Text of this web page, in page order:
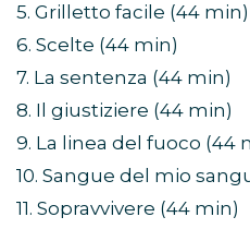
5. Grilletto facile (44 min)
6. Scelte (44 min)
7. La sentenza (44 min)
8. Il giustiziere (44 min)
9. La linea del fuoco (44
10. Sangue del mio
11. Sopravvivere (44 min)